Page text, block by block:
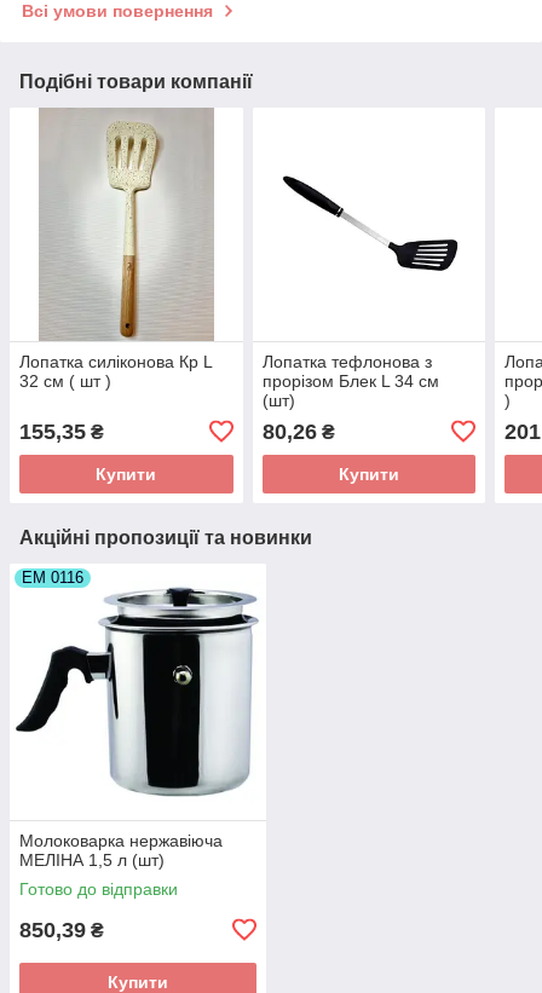
Всі умови повернення
Подібні товари компанії
Лопатка силіконова Кр L
32 cм ( шт )
155,35 ₴
Купити
Лопатка тефлонова з
прорізом Блек L 34 см
(шт)
80,26₴
Купити
)
Акційні пропозиції та новинки
ЕМ 0116
Молоковарка нержавіюча
МЕЛІНА 1,5 л (шт)
Готово до відправки
850,39 ₴
Купити